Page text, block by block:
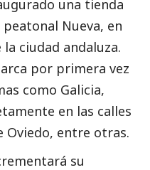
una tienda
Nueva, en
ciudad andaluza.
por primera vez
como Galicia,
en las calles
Oviedo, entre otras.
su